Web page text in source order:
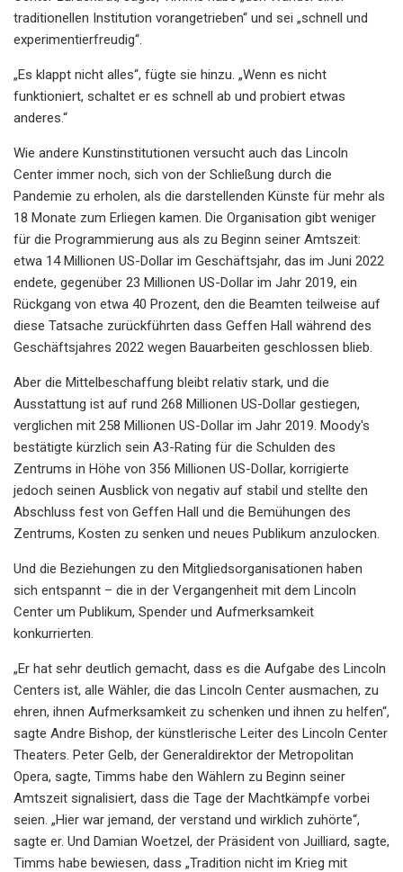
traditionellen Institution vorangetrieben“ und sei „schnell und
experimentierfreudig“.
„Es klappt nicht alles“, fügte sie hinzu. „Wenn es nicht
funktioniert, schaltet er es schnell ab und probiert etwas
anderes.“
Wie andere Kunstinstitutionen versucht auch das Lincoln
Center immer noch, sich von der Schließung durch die
Pandemie zu erholen, als die darstellenden Künste für mehr als
18 Monate zum Erliegen kamen. Die Organisation gibt weniger
für die Programmierung aus als zu Beginn seiner Amtszeit:
etwa 14 Millionen US-Dollar im Geschäftsjahr, das im Juni 2022
endete, gegenüber 23 Millionen US-Dollar im Jahr 2019, ein
Rückgang von etwa 40 Prozent, den die Beamten teilweise auf
diese Tatsache zurückführten dass Geffen Hall während des
Geschäftsjahres 2022 wegen Bauarbeiten geschlossen blieb.
Aber die Mittelbeschaffung bleibt relativ stark, und die
Ausstattung ist auf rund 268 Millionen US-Dollar gestiegen,
verglichen mit 258 Millionen US-Dollar im Jahr 2019. Moody's
bestätigte kürzlich sein A3-Rating für die Schulden des
Zentrums in Höhe von 356 Millionen US-Dollar, korrigierte
jedoch seinen Ausblick von negativ auf stabil und stellte den
Abschluss fest von Geffen Hall und die Bemühungen des
Zentrums, Kosten zu senken und neues Publikum anzulocken.
Und die Beziehungen zu den Mitgliedsorganisationen haben
sich entspannt – die in der Vergangenheit mit dem Lincoln
Center um Publikum, Spender und Aufmerksamkeit
konkurrierten.
„Er hat sehr deutlich gemacht, dass es die Aufgabe des Lincoln
Centers ist, alle Wähler, die das Lincoln Center ausmachen, zu
ehren, ihnen Aufmerksamkeit zu schenken und ihnen zu helfen“,
sagte Andre Bishop, der künstlerische Leiter des Lincoln Center
Theaters. Peter Gelb, der Generaldirektor der Metropolitan
Opera, sagte, Timms habe den Wählern zu Beginn seiner
Amtszeit signalisiert, dass die Tage der Machtkämpfe vorbei
seien. „Hier war jemand, der verstand und wirklich zuhörte“,
sagte er. Und Damian Woetzel, der Präsident von Juilliard, sagte,
Timms habe bewiesen, dass „Tradition nicht im Krieg mit